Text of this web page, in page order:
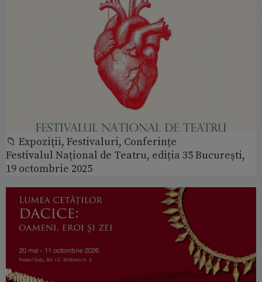
📁 Expoziţii, Festivaluri, Conferințe
Festivalul Național de Teatru, ediția 35 București,
19 octombrie 2025